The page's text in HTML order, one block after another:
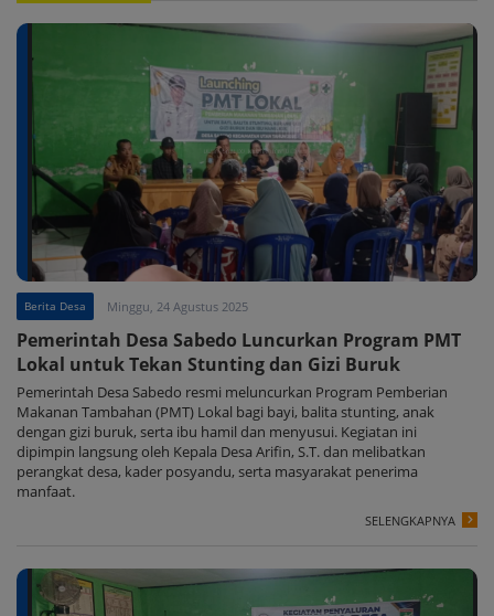
Berita Desa Minggu, 24 Agustus 2025
Pemerintah Desa Sabedo Luncurkan Program PMT
Lokal untuk Tekan Stunting dan Gizi Buruk
Pemerintah Desa Sabedo resmi meluncurkan Program Pemberian
Makanan Tambahan (PMT) Lokal bagi bayi, balita stunting, anak
dengan gizi buruk, serta ibu hamil dan menyusui. Kegiatan ini
dipimpin langsung oleh Kepala Desa Arifin, S.T. dan melibatkan
perangkat desa, kader posyandu, serta masyarakat penerima
manfaat.
SELENGKAPNYA